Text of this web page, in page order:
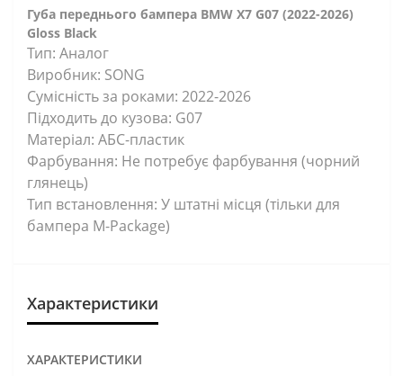
Губа переднього бампера BMW X7 G07 (2022-2026)
Gloss Black
Тип: Аналог
Виробник: SONG
Сумісність за роками: 2022-2026
Підходить до кузова: G07
Матеріал: АБС-пластик
Фарбування: Не потребує фарбування (чорний
глянець)
Тип встановлення: У штатні місця (тільки для
бампера М-Package)
Характеристики
ХАРАКТЕРИСТИКИ